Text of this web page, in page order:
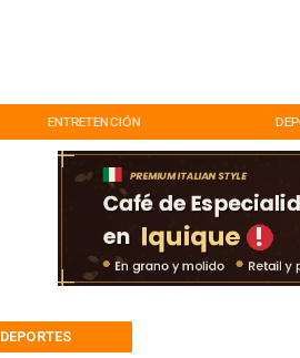
ENTRETENCIÓN
DEPORTES